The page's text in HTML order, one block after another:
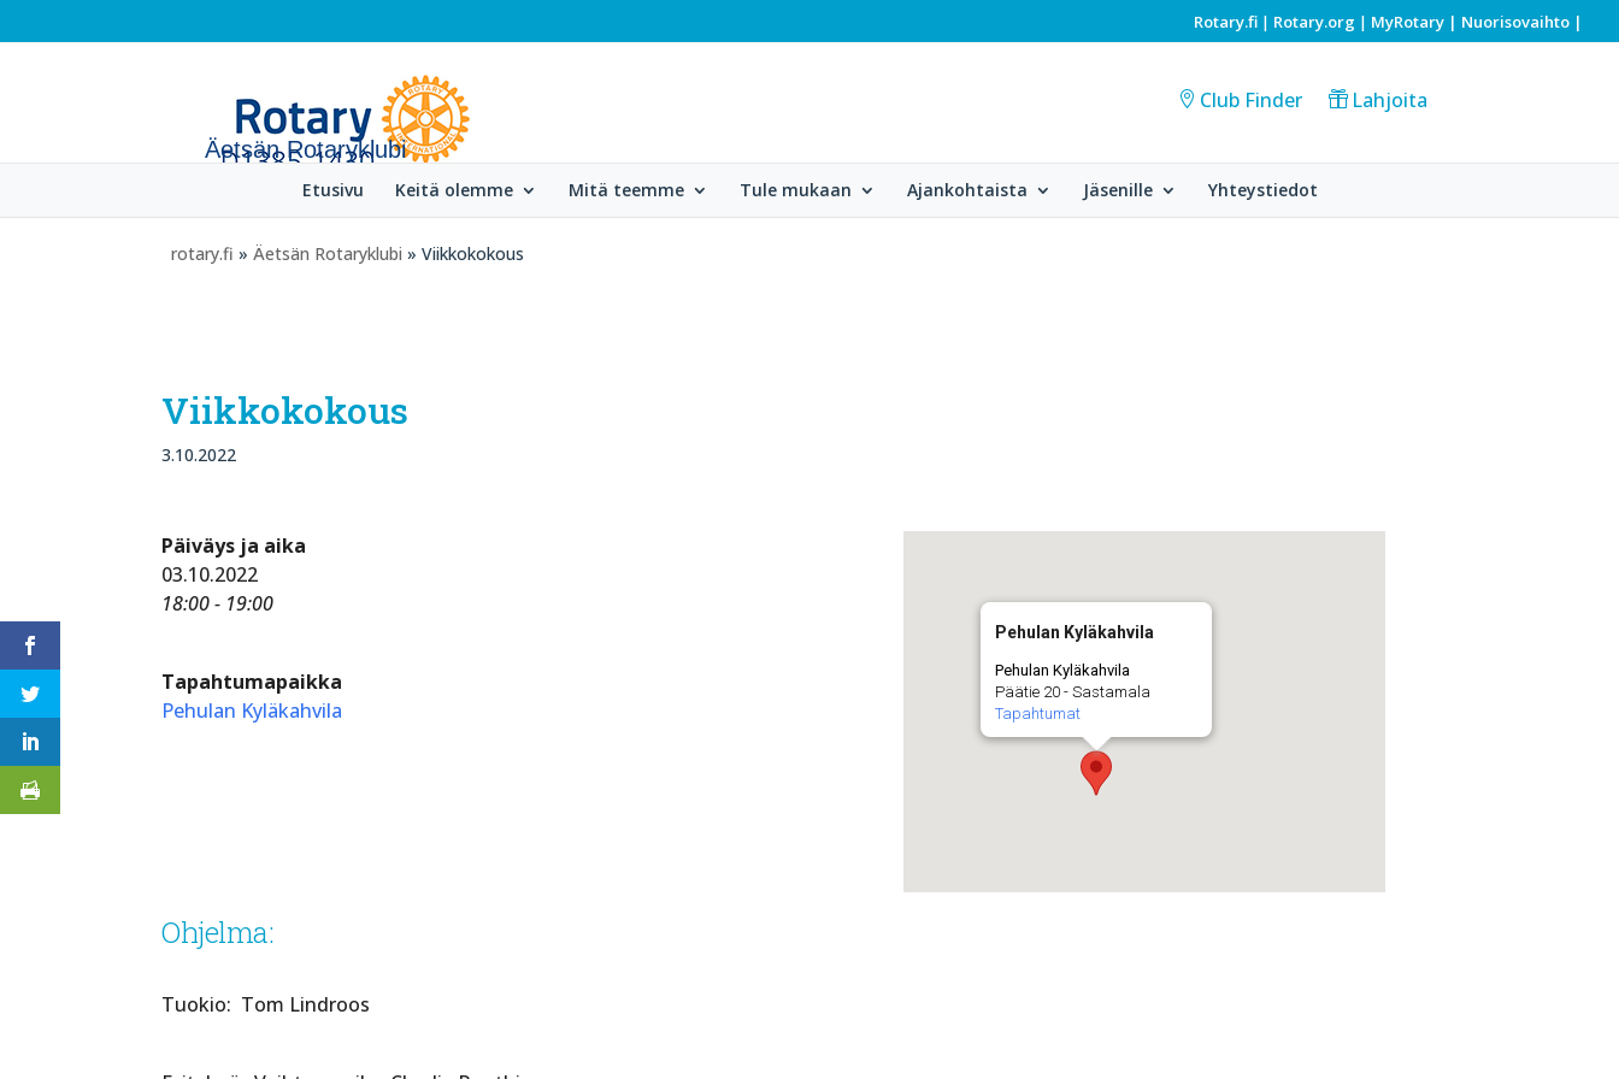
Rotary.fi | Rotary.org | MyRotary | Nuorisovaihto |
Äetsän Rotaryklubi
Club Finder Lahjoita
Etusivu Keitä olemme Mitä teemme Tule mukaan Ajankohtaista Jäsenille Yhteystiedot
rotary.fi » Äetsän Rotaryklubi » Viikkokokous
Viikkokokous
3.10.2022
Pehulan Kyläkahvila
Pehulan Kyläkahvila
Päätie 20 - Sastamala
Tapahtumat
Päiväys ja aika
03.10.2022
18:00 - 19:00
Tapahtumapaikka
Pehulan Kyläkahvila
Ohjelma:
Tuokio: Tom Lindroos